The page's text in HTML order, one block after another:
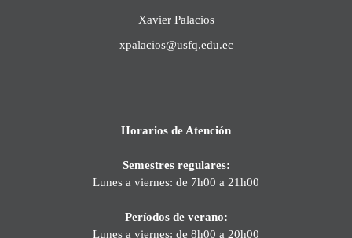
Xavier Palacios
xpalacios@usfq.edu.ec
Horarios de Atención
Semestres regulares:
Lunes a viernes: de 7h00 a 21h00
Períodos de verano:
Lunes a viernes: de 8h00 a 20h00